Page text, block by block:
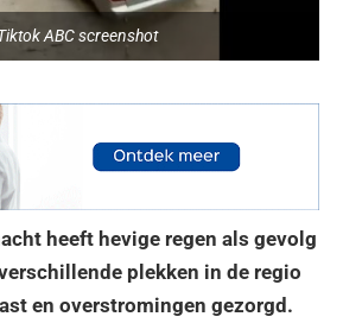
ABC screenshot
heeft hevige regen als gevolg
plekken in de regio
en overstromingen gezorgd.